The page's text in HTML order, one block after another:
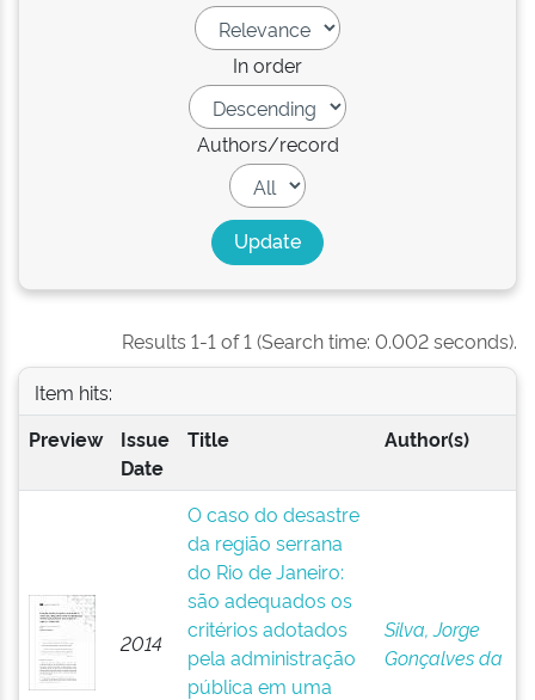
In order
Authors/record
Results 1-1 of 1 (Search time: 0.002 seconds).
Item hits:
Preview
Issue
Date
Title Author(s)
2014
O caso do desastre
da região serrana
do Rio de Janeiro:
são adequados os
critérios adotados
pela administração
pública em uma
Silva, Jorge
Gonçalves da